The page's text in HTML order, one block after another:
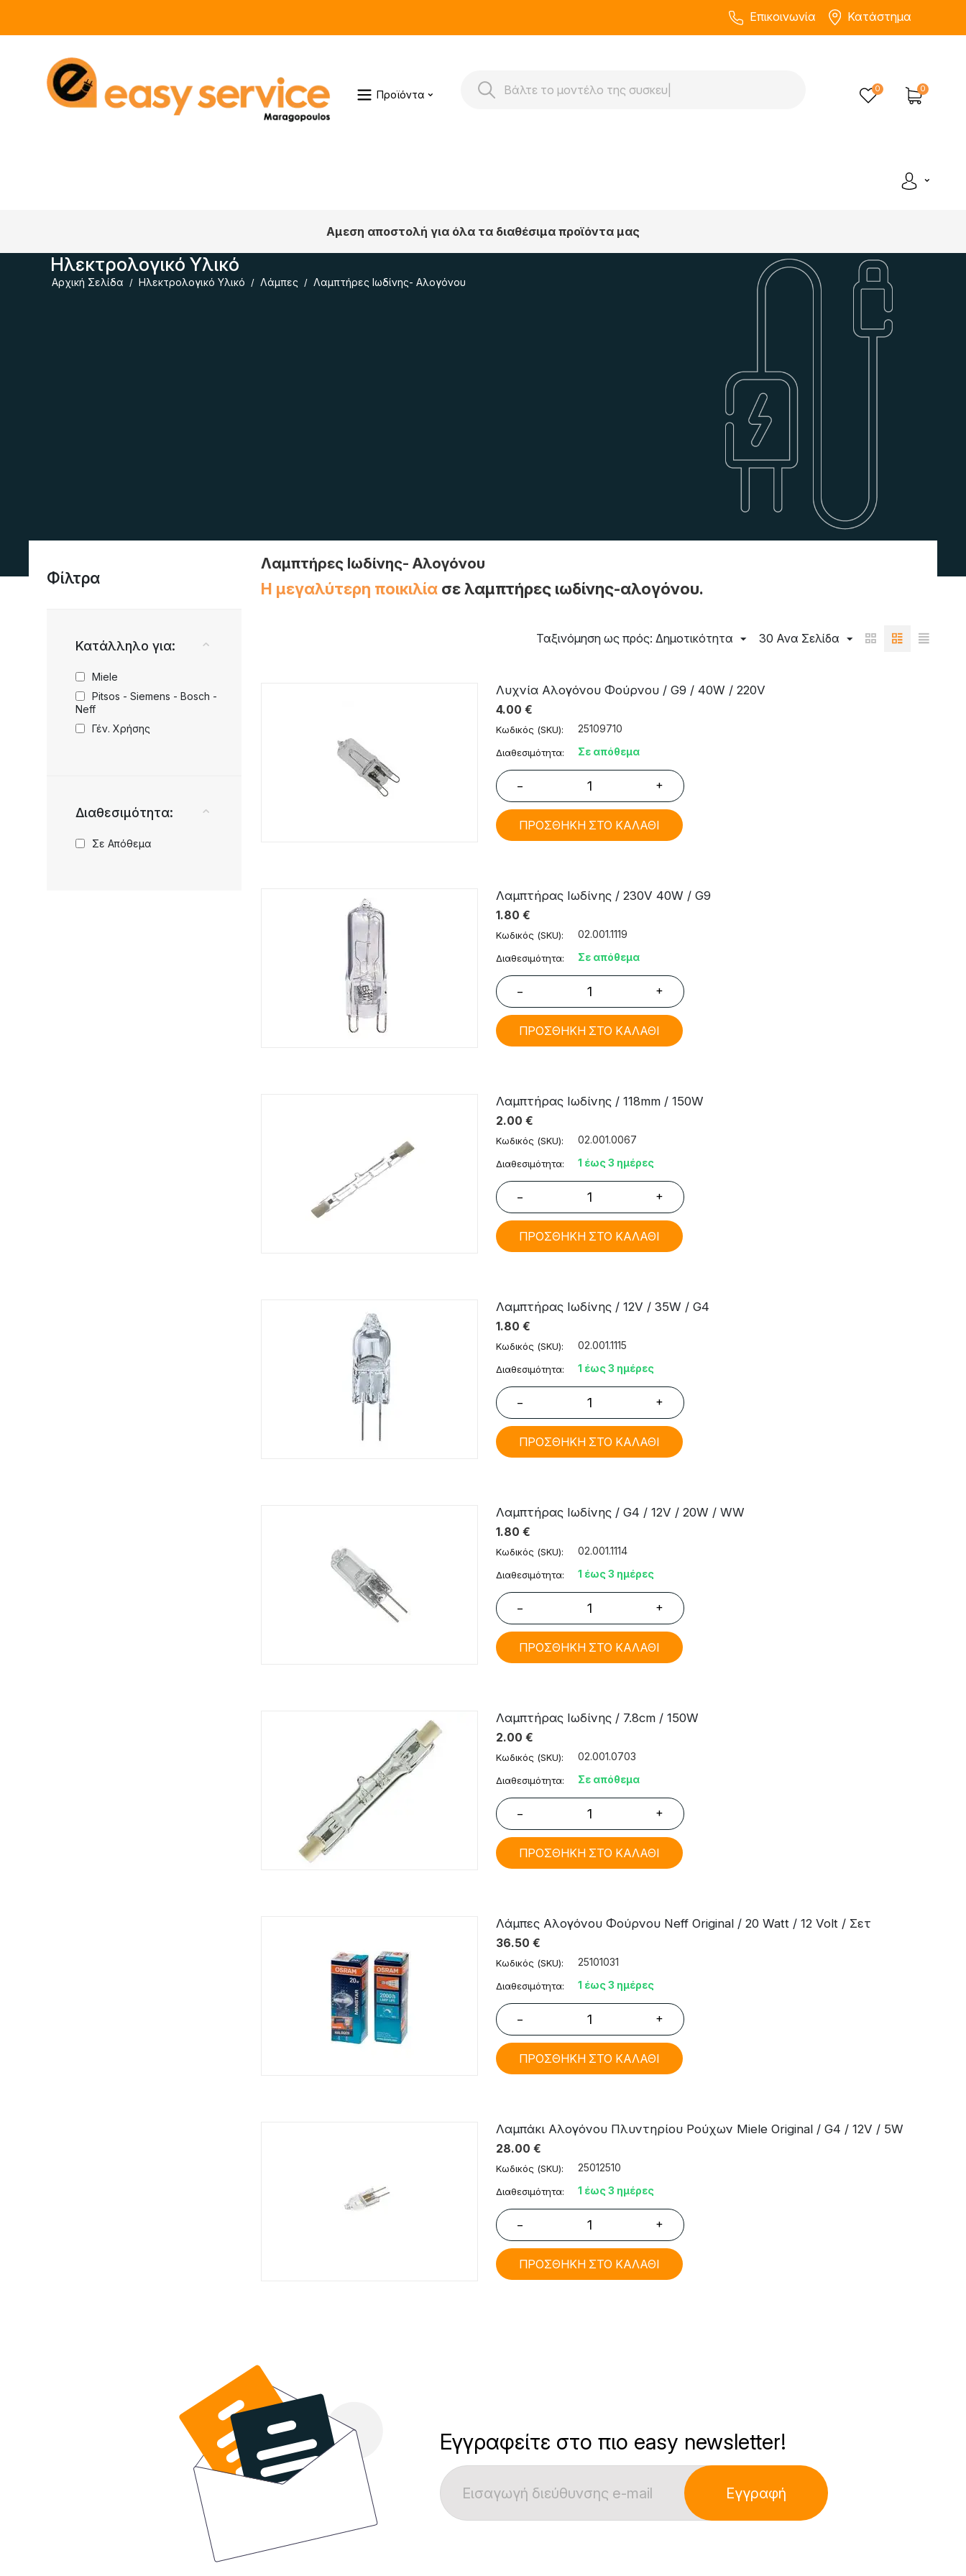
Επικοινωνία Κατάστημα
Προϊόντα 0
0
Αμεση αποστολή για όλα τα διαθέσιμα προϊόντα μας
Αρχική Σελίδα / Ηλεκτρολογικό Υλικό / Λάμπες / Λαμπτήρες Ιωδίνης- Αλογόνου
Ηλεκτρολογικό Υλικό
Φίλτρα
Κατάλληλο για:
Miele
Pitsos - Siemens - Bosch -
Neff
Γέν. Χρήσης
Διαθεσιμότητα:
Σε Απόθεμα
Λαμπτήρες Ιωδίνης- Αλογόνου
Η μεγαλύτερη ποικιλίασε λαμπτήρες ιωδίνης-αλογόνου.
Ταξινόμηση ως πρός: Δημοτικότητα 30 Ανα Σελίδα
Λυχνία Αλογόνου Φούρνου / G9 / 40W / 220V
4.00 €
Κωδικός (SKU): 25109710
Διαθεσιμότητα: Σε απόθεμα
− +
ΠΡΟΣΘΗΚΗ ΣΤΟ ΚΑΛΑΘΙ
Λαμπτήρας Ιωδίνης / 230V 40W / G9
1.80 €
Κωδικός (SKU): 02.001.1119
Διαθεσιμότητα: Σε απόθεμα
− +
ΠΡΟΣΘΗΚΗ ΣΤΟ ΚΑΛΑΘΙ
Λαμπτήρας Ιωδίνης / 118mm / 150W
2.00 €
Κωδικός (SKU): 02.001.0067
Διαθεσιμότητα: 1 έως 3 ημέρες
− +
ΠΡΟΣΘΗΚΗ ΣΤΟ ΚΑΛΑΘΙ
Λαμπτήρας Ιωδίνης / 12V / 35W / G4
1.80 €
Κωδικός (SKU): 02.001.1115
Διαθεσιμότητα: 1 έως 3 ημέρες
− +
ΠΡΟΣΘΗΚΗ ΣΤΟ ΚΑΛΑΘΙ
Λαμπτήρας Ιωδίνης / G4 / 12V / 20W / WW
1.80 €
Κωδικός (SKU): 02.001.1114
Διαθεσιμότητα: 1 έως 3 ημέρες
− +
ΠΡΟΣΘΗΚΗ ΣΤΟ ΚΑΛΑΘΙ
Λαμπτήρας Ιωδίνης / 7.8cm / 150W
2.00 €
Κωδικός (SKU): 02.001.0703
Διαθεσιμότητα: Σε απόθεμα
− +
ΠΡΟΣΘΗΚΗ ΣΤΟ ΚΑΛΑΘΙ
Λάμπες Αλογόνου Φούρνου Neff Original / 20 Watt / 12 Volt / Σετ
36.50 €
Κωδικός (SKU): 25101031
Διαθεσιμότητα: 1 έως 3 ημέρες
− +
ΠΡΟΣΘΗΚΗ ΣΤΟ ΚΑΛΑΘΙ
Λαμπάκι Αλογόνου Πλυντηρίου Ρούχων Miele Original / G4 / 12V / 5W
28.00 €
Κωδικός (SKU): 25012510
Διαθεσιμότητα: 1 έως 3 ημέρες
− +
ΠΡΟΣΘΗΚΗ ΣΤΟ ΚΑΛΑΘΙ
Εγγραφείτε στο πιο easy newsletter!
Εγγραφή